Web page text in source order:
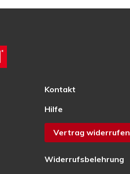
Kontakt
Hilfe
Vertrag widerrufen
Widerrufsbelehrung